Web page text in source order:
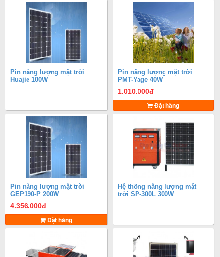
Pin năng lượng mặt trời
Huajie 100W
Pin năng lượng mặt trời
PMT-Yage 40W
1.010.000đ
Đặt hàng
Pin năng lượng mặt trời
GEP190-P 200W
4.356.000đ
Đặt hàng
Hệ thống năng lượng mặt
trời SP-300L 300W